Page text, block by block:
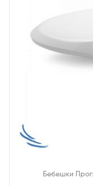
Бебешки